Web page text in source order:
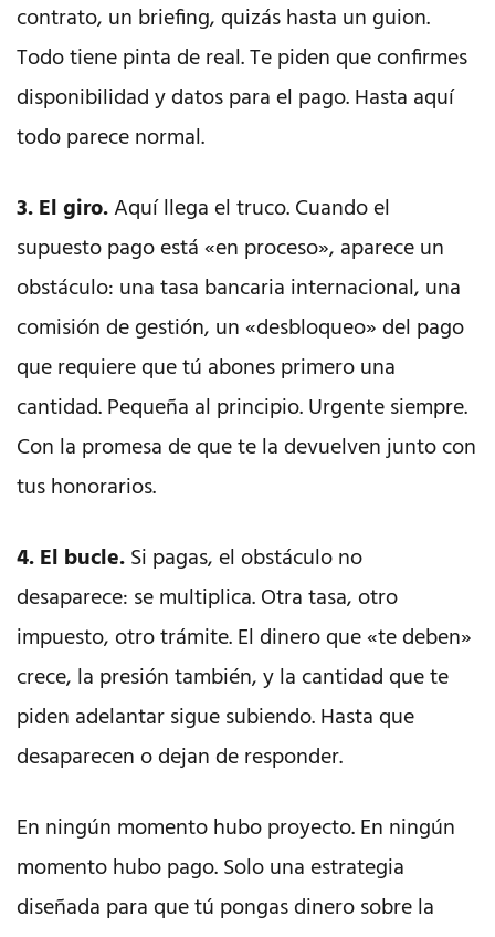
contrato, un briefing, quizás hasta un guion.
Todo tiene pinta de real. Te piden que confirmes
disponibilidad y datos para el pago. Hasta aquí
todo parece normal.
3. El giro.Aquí llega el truco. Cuando el
supuesto pago está «en proceso», aparece un
obstáculo: una tasa bancaria internacional, una
comisión de gestión, un «desbloqueo» del pago
que requiere que tú abones primero una
cantidad. Pequeña al principio. Urgente siempre.
Con la promesa de que te la devuelven junto con
tus honorarios.
4. El bucle.Si pagas, el obstáculo no
desaparece: se multiplica. Otra tasa, otro
impuesto, otro trámite. El dinero que «te deben»
crece, la presión también, y la cantidad que te
piden adelantar sigue subiendo. Hasta que
desaparecen o dejan de responder.
En ningún momento hubo proyecto. En ningún
momento hubo pago. Solo una estrategia
diseñada para que tú pongas dinero sobre la